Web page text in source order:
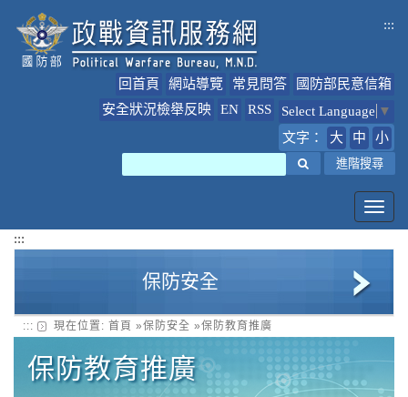
:::
回首頁 網站導覽 常見問答
國防部民意信箱
安全狀況檢舉反映
EN RSS Select Language ▼
文字：
大 中 小
進階搜尋
:::
保防安全
安全狀況檢舉反映專區
保防教育推廣
::: 現在位置: 首頁 »保防安全 »保防教育推廣
保防教育推廣